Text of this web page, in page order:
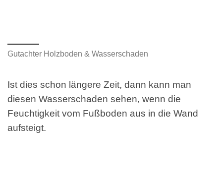
Gutachter Holzboden & Wasserschaden
Ist dies schon längere Zeit, dann kann man
diesen Wasserschaden sehen, wenn die
Feuchtigkeit vom Fußboden aus in die Wand
aufsteigt.